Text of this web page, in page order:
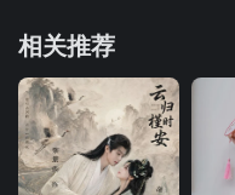
相关推荐